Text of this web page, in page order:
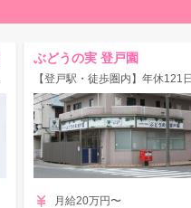
ぶどうの実 登戸園
月給20万円〜